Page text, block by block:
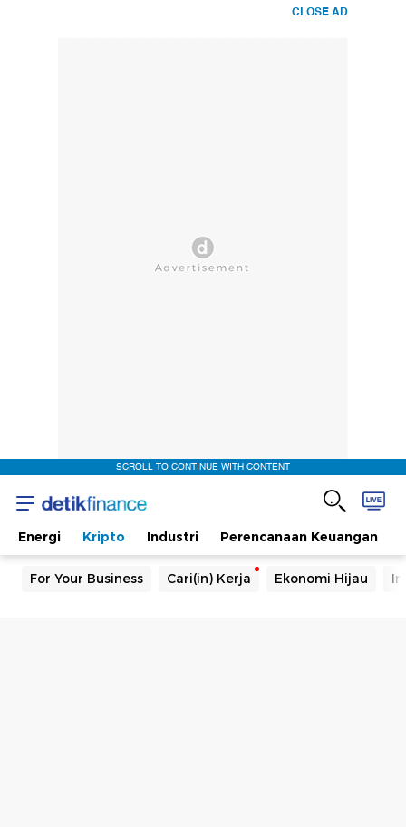
CLOSE AD
SCROLL TO CONTINUE WITH CONTENT
Energi Kripto Industri Perencanaan Keuangan
For Your Business Cari(in) Kerja Ekonomi Hijau